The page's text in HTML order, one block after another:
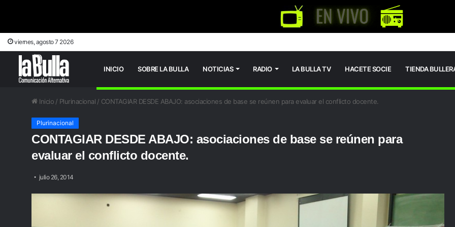
viernes, agosto 7 2026
INICIO SOBRE LA BULLA NOTICIAS RADIO LA BULLA TV HACETE SOCIE TIENDA
Inicio / Plurinacional / CONTAGIAR DESDE ABAJO: asociaciones de base se reúnen para evaluar el conflicto docente.
Plurinacional
CONTAGIAR DESDE ABAJO: asociaciones de base se reúnen para
evaluar el conflicto docente.
julio 26, 2014